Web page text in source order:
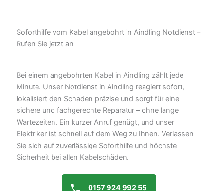
Soforthilfe vom Kabel angebohrt in Aindling Notdienst –
Rufen Sie jetzt an
Bei einem angebohrten Kabel in Aindling zählt jede
Minute. Unser Notdienst in Aindling reagiert sofort,
lokalisiert den Schaden präzise und sorgt für eine
sichere und fachgerechte Reparatur – ohne lange
Wartezeiten. Ein kurzer Anruf genügt, und unser
Elektriker ist schnell auf dem Weg zu Ihnen. Verlassen
Sie sich auf zuverlässige Soforthilfe und höchste
Sicherheit bei allen Kabelschäden.
0157 924 992 55